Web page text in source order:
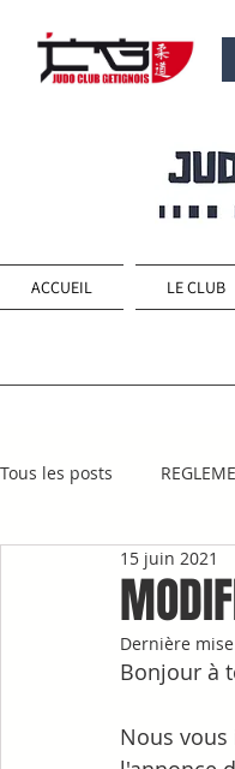
ACCUEIL LE CLUB
Tous les posts
15 juin 2021
Dernière
Bonjour à
Nous